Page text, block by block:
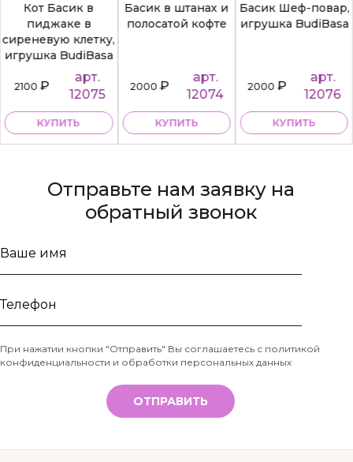
Кот Басик в
пиджаке в
сиреневую клетку,
игрушка BudiBasa
2100₽
арт.
12075
КУПИТЬ
Басик в штанах и
полосатой кофте
2000₽
арт.
12074
КУПИТЬ
Басик Шеф-повар,
игрушка BudiBasa
2000₽
арт.
12076
КУПИТЬ
Отправьте нам заявку на
обратный звонок
Ваше
Телефон
*
При нажатии кнопки "Отправить" Вы соглашаетесь с политикой
конфиденциальности и обработки персональных данных
ОТПРАВИТЬ